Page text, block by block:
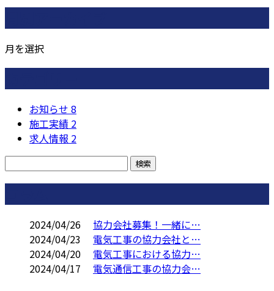
月を選択
お知らせ 8
施工実績 2
求人情報 2
2024/04/26
協力会社募集！一緒に…
2024/04/23
電気工事の協力会社と…
2024/04/20
電気工事における協力…
2024/04/17
電気通信工事の協力会…